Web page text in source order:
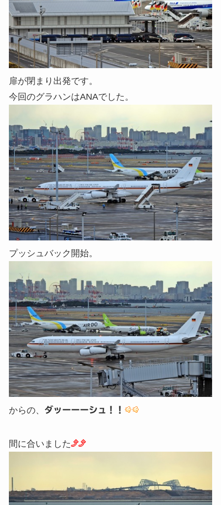
扉が閉まり出発です。
今回のグラハンはANAでした。
プッシュバック開始。
からの、 ダッーーーシュ！！
間に合いました